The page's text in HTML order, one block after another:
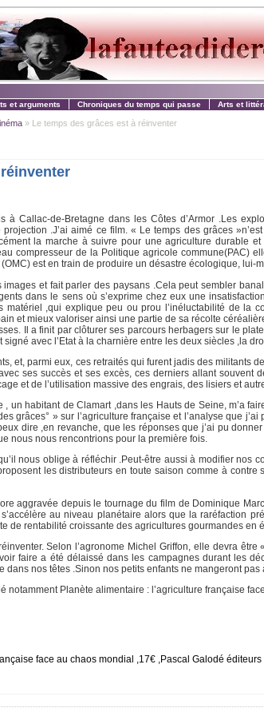
et arguments Chroniques du temps qui passe Arts et
» Le temps des grâces est à réinventer
à Callac-de-Bretagne dans les Côtes d’Armor .Les
.J’ai aimé ce film. « Le temps des grâces
la marche à suivre pour une agriculture durable
compresseur de la Politique agricole commune(PAC)
est en train de produire un désastre écologique,
et fait parler des paysans .Cela peut sembler
dans le sens où s’exprime chez eux une
matériel ,qui explique peu ou prou l’inéluctabilité de la
et mieux valoriser ainsi une partie de sa récolte
Il a finit par clôturer ses parcours herbagers sur le
signé avec l’Etat à la charnière entre les deux siècles ,la
et, parmi eux, ces retraités qui furent jadis des militants
ses succès et ses excès, ces derniers allant souvent
et de l’utilisation massive des engrais, des lisiers et
un habitant de Clamart ,dans les Hauts de Seine, m’a
grâces° » sur l’agriculture française et l’analyse que
dire ,en revanche, que les réponses que j’ai pu
nous nous rencontrions pour la première fois.
nous oblige à réfléchir .Peut-être aussi à modifier nos
les distributeurs en toute saison comme à
aggravée depuis le tournage du film de Dominique
au niveau planétaire alors que la raréfaction
de rentabilité croissante des agricultures gourmandes en
Selon l’agronome Michel Griffon, elle devra
faire a été délaissé dans les campagnes durant les
nos têtes .Sinon nos petits enfants ne mangeront
notamment Planète alimentaire : l’agriculture française
face au chaos mondial ,17€ ,Pascal Galodé éditeurs